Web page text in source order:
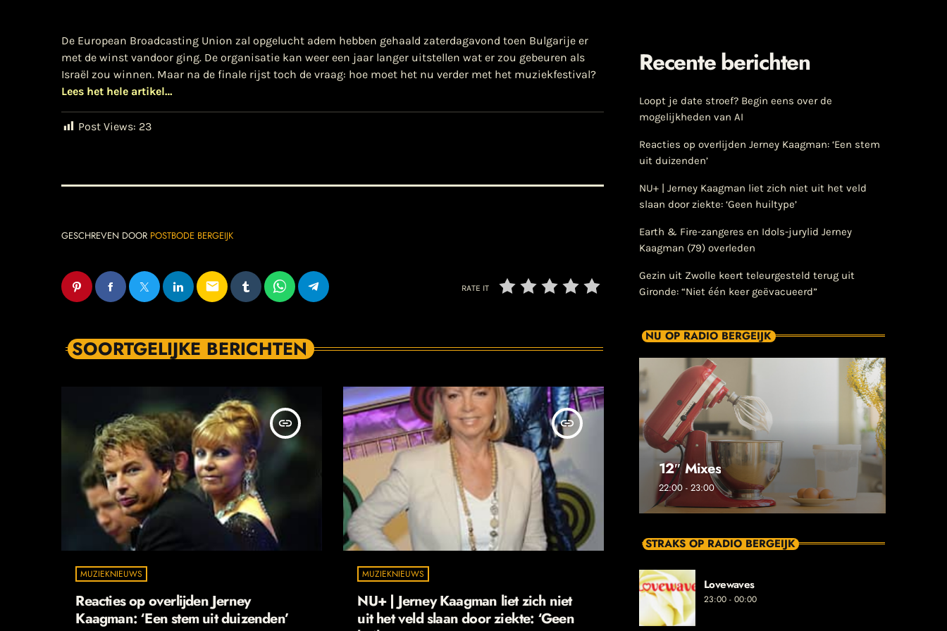
De European Broadcasting Union zal opgelucht adem hebben gehaald zaterdagavond toen Bulgarije er
met de winst vandoor ging. De organisatie kan weer een jaar langer uitstellen wat er zou gebeuren als
Israël zou winnen. Maar na de finale rijst toch de vraag: hoe moet het nu verder met het muziekfestival?
Lees het hele artikel…
Post Views: 23
GESCHREVEN DOOR POSTBODE BERGEIJK
email RATE IT
SOORTGELIJKE BERICHTEN
insert_link
MUZIEKNIEUWS
Reacties op overlijden Jerney
Kaagman: ‘Een stem uit duizenden’
insert_link
MUZIEKNIEUWS
NU+ | Jerney Kaagman liet zich niet
uit het veld slaan door ziekte: ‘Geen
Recente berichten
Loopt je date stroef? Begin eens over de
mogelijkheden van AI
Reacties op overlijden Jerney Kaagman: ‘Een stem
uit duizenden’
NU+ | Jerney Kaagman liet zich niet uit het veld
slaan door ziekte: ‘Geen huiltype’
Earth & Fire-zangeres en Idols-jurylid Jerney
Kaagman (79) overleden
Gezin uit Zwolle keert teleurgesteld terug uit
Gironde: “Niet één keer geëvacueerd”
NU OP RADIO BERGEIJK
12″ Mixes
22:00 - 23:00
STRAKS OP RADIO BERGEIJK
Lovewaves
23:00 - 00:00